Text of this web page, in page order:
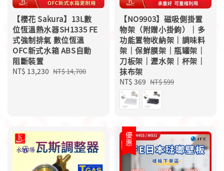
【櫻花 Sakura】13L數
位恆溫熱水器SH1335 FE
式強制排氣 數位恆溫
OFC新式水箱 ABS自動
阻斷裝置
Sale
NT$ 13,230 Regular
NT$ 14,700
【NO9903】磁吸側掛置
物架（附贈小掛鉤）｜多
功能置物收納架｜調味料
架｜保鮮膜架｜瓶罐架｜
刀板架｜瀝水架｜杯架｜
抹布架
Sale
price
NT$ 369 Regular
price
NT$ 599
優惠